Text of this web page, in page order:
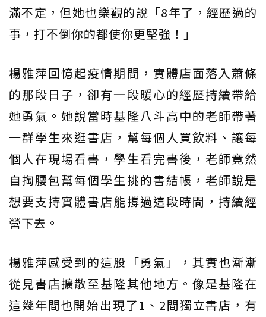
滿不定，但她也樂觀的說「8年了，經歷過的
事，打不倒你的都使你更堅強！」
楊雅萍回憶起疫情期間，實體店面落入蕭條
的那段日子，卻有一段暖心的經歷持續帶給
她勇氣。她說當時基隆八斗高中的老師帶著
一群學生來逛書店，幫每個人買飲料、讓每
個人在現場看書，學生看完書後，老師竟然
自掏腰包幫每個學生挑的書結帳，老師說是
想要支持實體書店能撐過這段時間，持續經
營下去。
楊雅萍感受到的這股「勇氣」，其實也漸漸
從見書店擴散至基隆其他地方。像是基隆在
這幾年間也開始出現了1、2間獨立書店，有